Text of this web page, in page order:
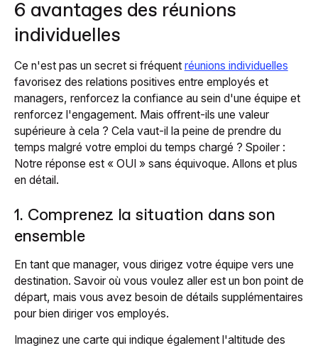
6 avantages des réunions
individuelles
Ce n'est pas un secret si fréquent réunions individuelles
favorisez des relations positives entre employés et
managers, renforcez la confiance au sein d'une équipe et
renforcez l'engagement. Mais offrent-ils une valeur
supérieure à cela ? Cela vaut-il la peine de prendre du
temps malgré votre emploi du temps chargé ? Spoiler :
Notre réponse est « OUI » sans équivoque. Allons et plus
en détail.
1. Comprenez la situation dans son
ensemble
En tant que manager, vous dirigez votre équipe vers une
destination. Savoir où vous voulez aller est un bon point de
départ, mais vous avez besoin de détails supplémentaires
pour bien diriger vos employés.
Imaginez une carte qui indique également l'altitude des